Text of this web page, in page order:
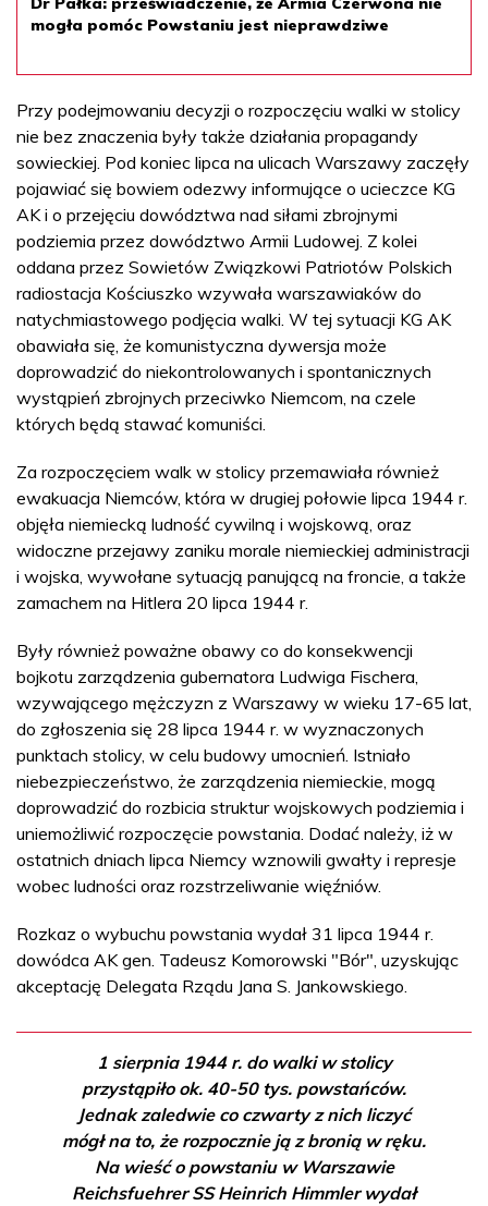
mogła pomóc Powstaniu jest nieprawdziwe
Przy podejmowaniu decyzji o rozpoczęciu walki w stolicy
nie bez znaczenia były także działania propagandy
sowieckiej. Pod koniec lipca na ulicach Warszawy zaczęły
pojawiać się bowiem odezwy informujące o ucieczce KG
AK i o przejęciu dowództwa nad siłami zbrojnymi
podziemia przez dowództwo Armii Ludowej. Z kolei
oddana przez Sowietów Związkowi Patriotów Polskich
radiostacja Kościuszko wzywała warszawiaków do
natychmiastowego podjęcia walki. W tej sytuacji KG AK
obawiała się, że komunistyczna dywersja może
doprowadzić do niekontrolowanych i spontanicznych
wystąpień zbrojnych przeciwko Niemcom, na czele
których będą stawać komuniści.
Za rozpoczęciem walk w stolicy przemawiała również
ewakuacja Niemców, która w drugiej połowie lipca 1944 r.
objęła niemiecką ludność cywilną i wojskową, oraz
widoczne przejawy zaniku morale niemieckiej administracji
i wojska, wywołane sytuacją panującą na froncie, a także
zamachem na Hitlera 20 lipca 1944 r.
Były również poważne obawy co do konsekwencji
bojkotu zarządzenia gubernatora Ludwiga Fischera,
wzywającego mężczyzn z Warszawy w wieku 17-65 lat,
do zgłoszenia się 28 lipca 1944 r. w wyznaczonych
punktach stolicy, w celu budowy umocnień. Istniało
niebezpieczeństwo, że zarządzenia niemieckie, mogą
doprowadzić do rozbicia struktur wojskowych podziemia i
uniemożliwić rozpoczęcie powstania. Dodać należy, iż w
ostatnich dniach lipca Niemcy wznowili gwałty i represje
wobec ludności oraz rozstrzeliwanie więźniów.
Rozkaz o wybuchu powstania wydał 31 lipca 1944 r.
dowódca AK gen. Tadeusz Komorowski "Bór", uzyskując
akceptację Delegata Rządu Jana S. Jankowskiego.
1 sierpnia 1944 r. do walki w stolicy
przystąpiło ok. 40-50 tys. powstańców.
Jednak zaledwie co czwarty z nich liczyć
mógł na to, że rozpocznie ją z bronią w ręku.
Na wieść o powstaniu w Warszawie
Reichsfuehrer SS Heinrich Himmler wydał